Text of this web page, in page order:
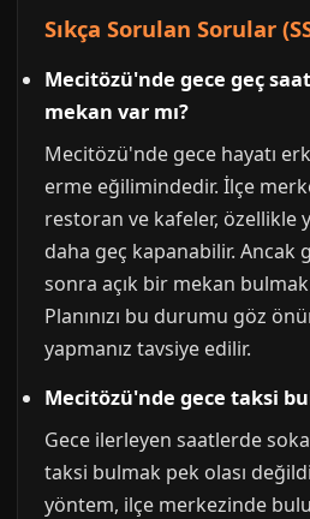
Sıkça Sorulan Sorular
Mecitözü'nde gece geç
mekan var mı?
Mecitözü'nde gece hayatı
erme eğilimindedir. İlçe
restoran ve kafeler, özellikle
daha geç kapanabilir. Ancak
sonra açık bir mekan
Planınızı bu durumu göz
yapmanız tavsiye edilir.
Mecitözü'nde gece taksi
Gece ilerleyen saatlerde
taksi bulmak pek olası
yöntem, ilçe merkezinde